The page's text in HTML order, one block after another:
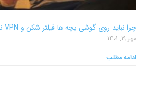
چرا نباید روی گوشی بچه ها فیلتر شکن و VPN نصب باشد؟
مهر 19, 1401
ادامه مطلب